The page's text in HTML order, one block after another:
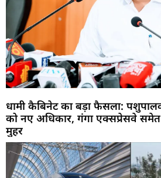
धामी कैबिनेट का बड़ा फैसला:
को नए अधिकार, गंगा एक्सप्रेसवे समेत
मुहर